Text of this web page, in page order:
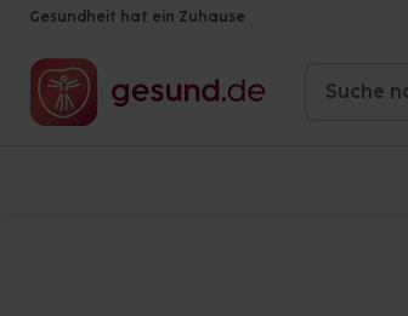
Gesundheit hat ein Zuhause